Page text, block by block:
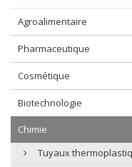
Agroalimentaire
Pharmaceutique
Cosmétique
Biotechnologie
Chimie
Tuyaux